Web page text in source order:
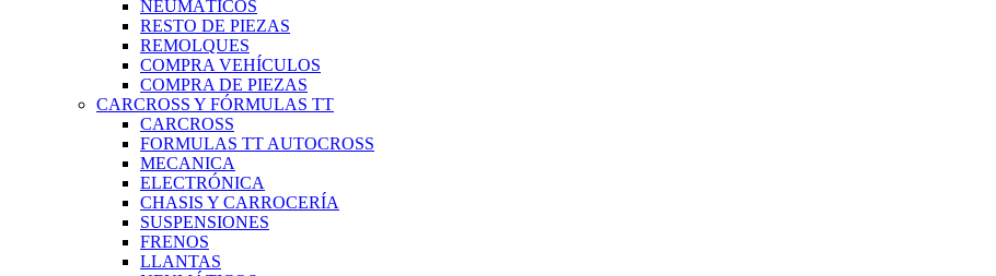
NEUMÁTICOS
RESTO DE PIEZAS
REMOLQUES
COMPRA VEHÍCULOS
COMPRA DE PIEZAS
CARCROSS Y FÓRMULAS TT
CARCROSS
FORMULAS TT AUTOCROSS
MECANICA
ELECTRÓNICA
CHASIS Y CARROCERÍA
SUSPENSIONES
FRENOS
LLANTAS